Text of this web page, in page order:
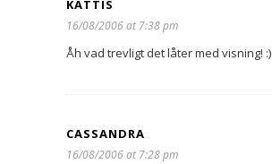
KATTIS
16/08/2006 at 7:38 pm
Åh vad trevligt det låter med visning! :)
CASSANDRA
16/08/2006 at 7:28 pm